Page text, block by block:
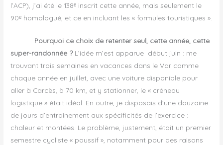
l’ACP), j’ai été le 138ᵉ inscrit cette année, mais seulement le
90ᵉ homologué, et ce en incluant les « formules touristiques ».
Pourquoi ce choix de retenter seul, cette année, cette
super-randonnée ?L’idée m’est apparue début juin : me
trouvant trois semaines en vacances dans le Var comme
chaque année en juillet, avec une voiture disponible pour
aller à Carcès, à 70 km, et y stationner, le « créneau
logistique » était idéal. En outre, je disposais d’une douzaine
de jours d’entraînement aux spécificités de l’exercice :
chaleur et montées. Le problème, justement, était un premier
semestre cycliste « poussif », notamment pour des raisons